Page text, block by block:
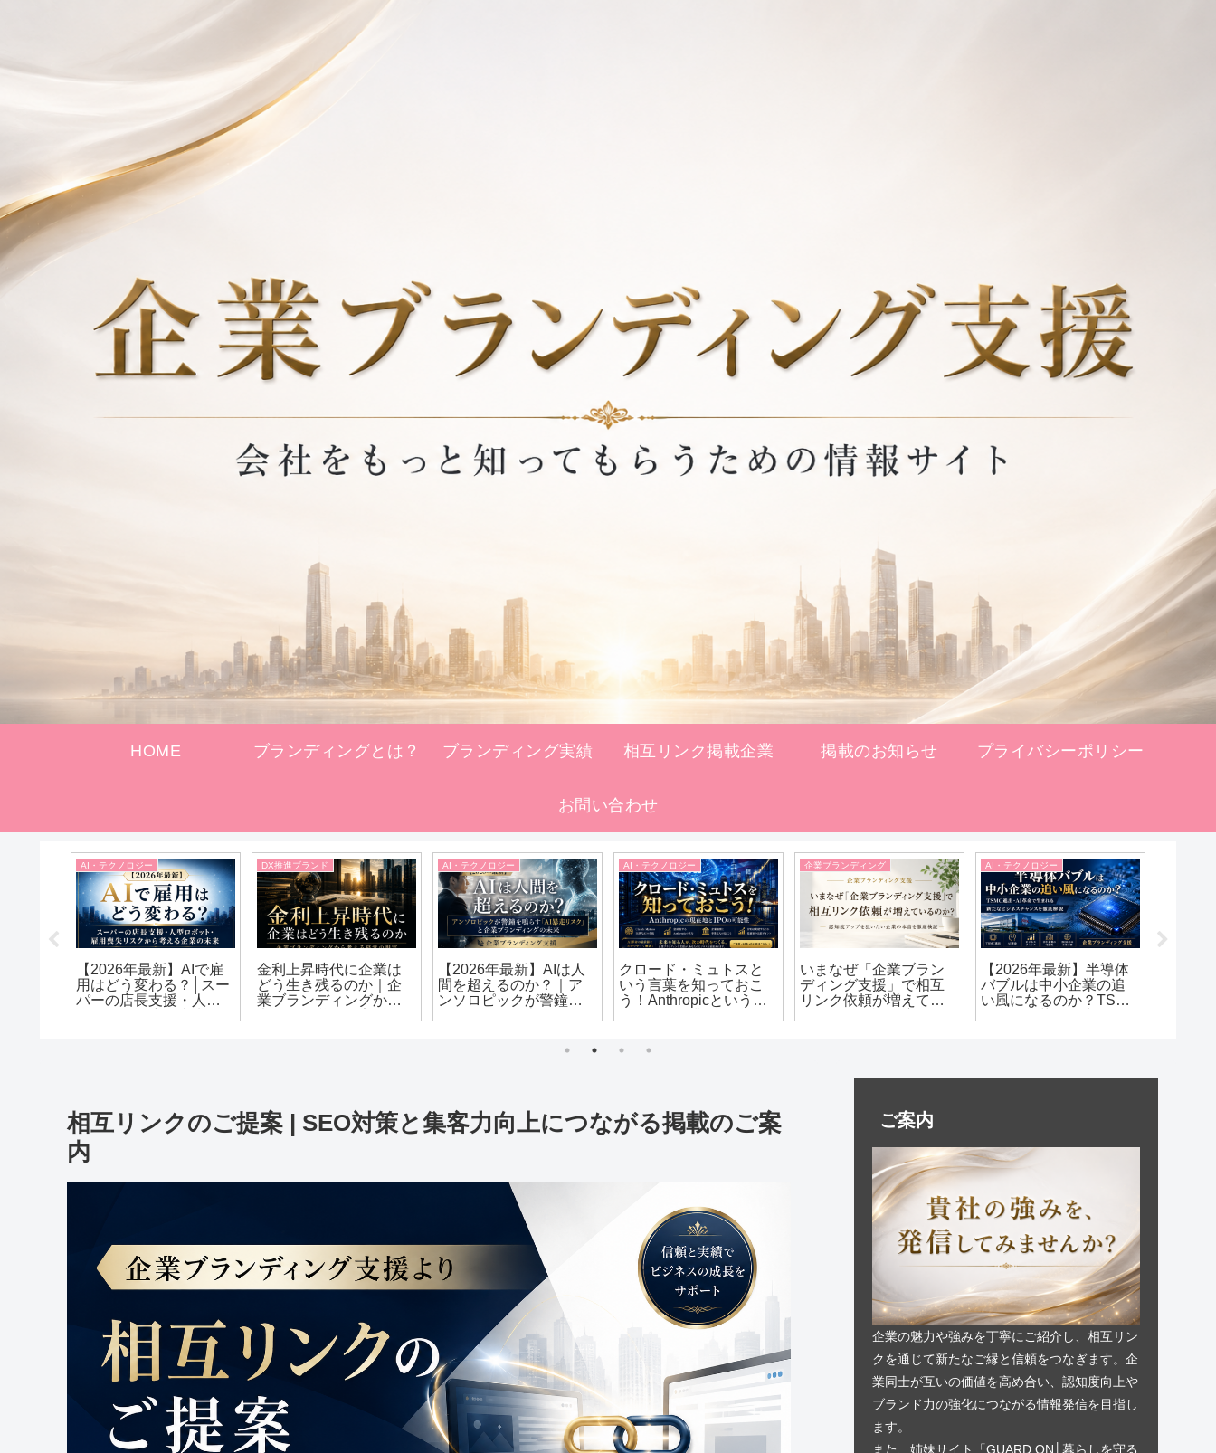
HOME ブランディングとは？ ブランディング実績 相互リンク掲載企業 掲載のお知らせ プライバシーポリシー
お問い合わせ
AI・テクノロジー
【2026年最新】AIで雇
用はどう変わる？│スー
パーの店長支援・人型
DX推進ブランド
金利上昇時代に企業は
どう生き残るのか｜企
業ブランディングから
AI・テクノロジー
【2026年最新】AIは人
間を超えるのか？｜ア
ンソロピックが警鐘を
AI・テクノロジー
クロード・ミュトスと
いう言葉を知っておこ
う！Anthropicというア
由
企業ブランディング
いまなぜ「企業ブラン
ディング支援」で相互
リンク依頼が増えてい
AI・テクノロジー
【2026年最新】半導体
バブルは中小企業の追
い風になるのか？TSMC
相互リンクのご提案 | SEO対策と集客力向上につながる掲載のご案
内
ご案内
企業の魅力や強みを丁寧にご紹介し、相互リン
クを通じて新たなご縁と信頼をつなぎます。企
業同士が互いの価値を高め合い、認知度向上や
ブランド力の強化につながる情報発信を目指し
ます。
また、姉妹サイト「GUARD ON│暮らしを守る